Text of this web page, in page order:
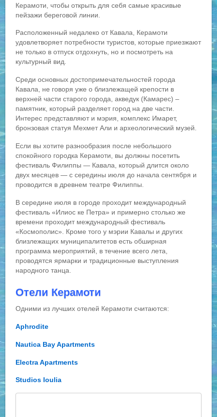
Керамоти, чтобы открыть для себя самые красивые
пейзажи береговой линии.
Расположенный недалеко от Кавала, Керамоти
удовлетворяет потребности туристов, которые приезжают
не только в отпуск отдохнуть, но и посмотреть на
культурный вид.
Среди основных достопримечательностей города
Кавала, не говоря уже о близлежащей крепости в
верхней части старого города, акведук (Камарес) –
памятник, который разделяет город на две части.
Интерес представляют и мэрия, комплекс Имарет,
бронзовая статуя Мехмет Али и археологический музей.
Если вы хотите разнообразия после небольшого
спокойного городка Керамоти, вы должны посетить
фестиваль Филиппы — Кавала, который длится около
двух месяцев — с середины июля до начала сентября и
проводится в древнем театре Филиппы.
В середине июля в городе проходит международный
фестиваль «Илиос ке Петра» и примерно столько же
времени проходит международный фестиваль
«Космополис». Кроме того у мэрии Кавалы и других
близлежащих муниципалитетов есть обширная
программа мероприятий, в течение всего лета,
проводятся ярмарки и традиционные выступления
народного танца.
Отели Керамоти
Одними из лучших отелей Керамоти считаются:
Aphrodite
Nautica Bay Apartments
Electra Apartments
Studios Ioulia